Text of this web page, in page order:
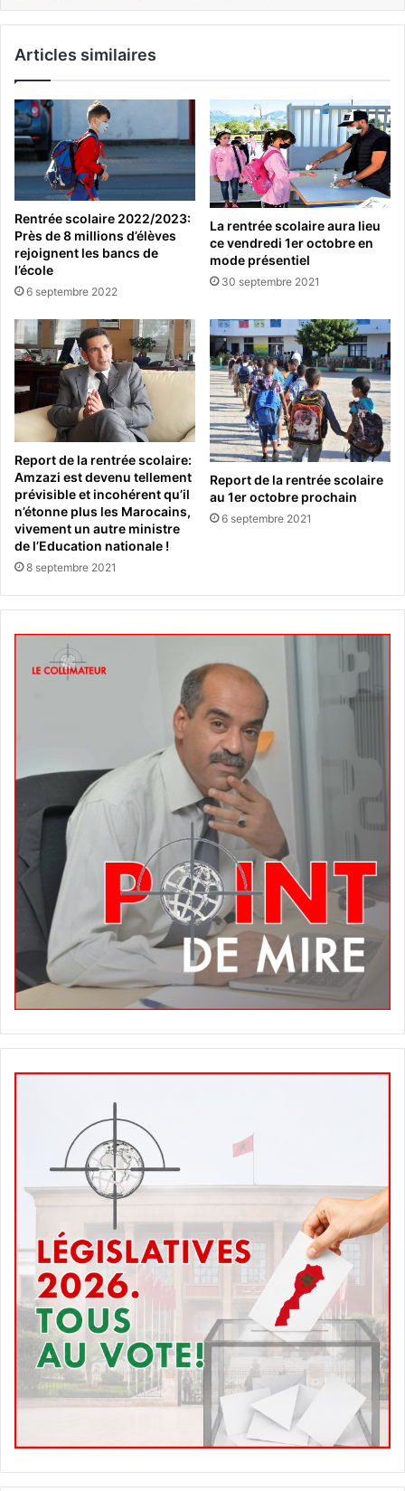
Articles similaires
Rentrée scolaire 2022/2023:
Près de 8 millions d’élèves
rejoignent les bancs de
l’école
6 septembre 2022
La rentrée scolaire aura lieu
ce vendredi 1er octobre en
mode présentiel
30 septembre 2021
Report de la rentrée scolaire:
Amzazi est devenu tellement
prévisible et incohérent qu’il
n’étonne plus les Marocains,
vivement un autre ministre
de l’Education nationale !
8 septembre 2021
Report de la rentrée scolaire
au 1er octobre prochain
6 septembre 2021